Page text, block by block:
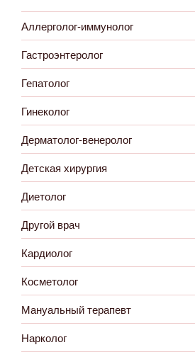
Аллерголог-иммунолог
Гастроэнтеролог
Гепатолог
Гинеколог
Дерматолог-венеролог
Детская хирургия
Диетолог
Другой врач
Кардиолог
Косметолог
Мануальный терапевт
Нарколог